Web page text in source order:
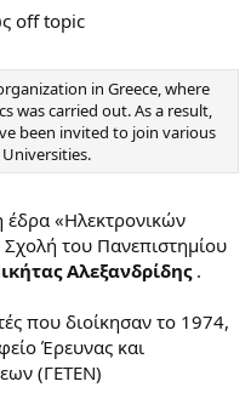
1968 with the initial aim of
was developed at
applications and
NCSR "Demokritos". One
Division was
digital computer
in Greece, where
was carried out. As a result,
its activities in Digital
the development of
off topic
in Greece, where
was carried out. As a result,
been invited to join various
«Ηλεκτρονικών
του Πανεπιστημίου
Αλεξανδρίδης.
που διοίκησαν το 1974,
Έρευνας και
(ΓΕΤΕΝ)